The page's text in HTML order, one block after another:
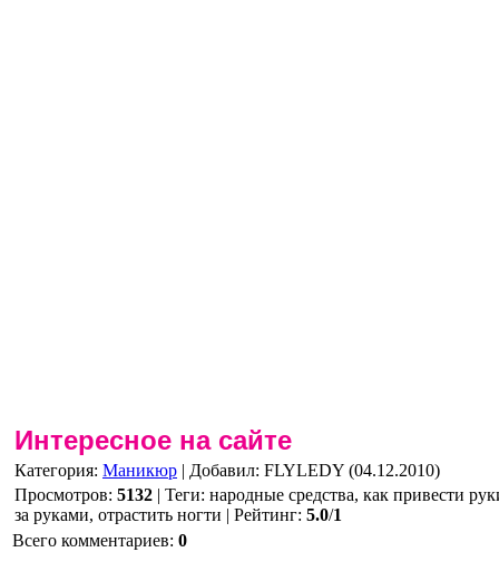
Интересное на сайте
Категория: Маникюр | Добавил: FLYLEDY (04.12.2010)
Просмотров: 5132 | Теги: народные средства, как привести
за руками, отрастить ногти | Рейтинг: 5.0/1
Всего комментариев: 0